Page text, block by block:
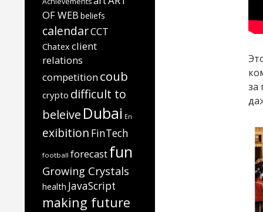
за
OF WEB beliefs
calendarCCT
Chatex client
relations
competitioncoub
crypto difficult to
beleive Dubai En
exibition FinTech
football forecastfun
Growing Crystals
health JavaScript
making future